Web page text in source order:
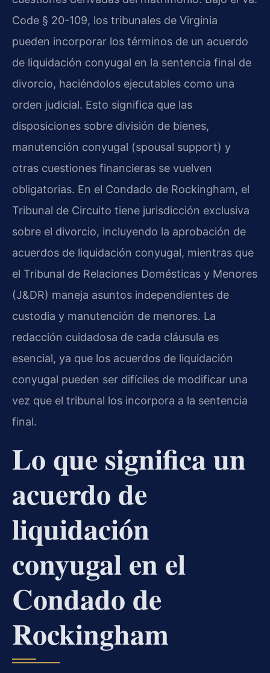
Code § 20-109, los tribunales de Virginia
pueden incorporar los términos de un acuerdo
de liquidación conyugal en la sentencia final de
divorcio, haciéndolos ejecutables como una
orden judicial. Esto significa que las
disposiciones sobre división de bienes,
manutención conyugal (spousal support) y
otras cuestiones financieras se vuelven
obligatorias. En el Condado de Rockingham, el
Tribunal de Circuito tiene jurisdicción exclusiva
sobre el divorcio, incluyendo la aprobación de
acuerdos de liquidación conyugal, mientras que
el Tribunal de Relaciones Domésticas y Menores
(J&DR) maneja asuntos independientes de
custodia y manutención de menores. La
redacción cuidadosa de cada cláusula es
esencial, ya que los acuerdos de liquidación
conyugal pueden ser difíciles de modificar una
vez que el tribunal los incorpora a la sentencia
final.
Lo que significa un
acuerdo de
liquidación
conyugal en el
Condado de
Rockingham